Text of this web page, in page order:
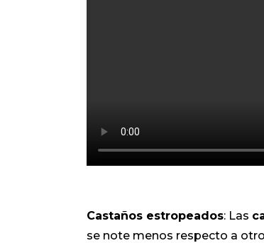
Castaños estropeados: Las
se note menos respecto a